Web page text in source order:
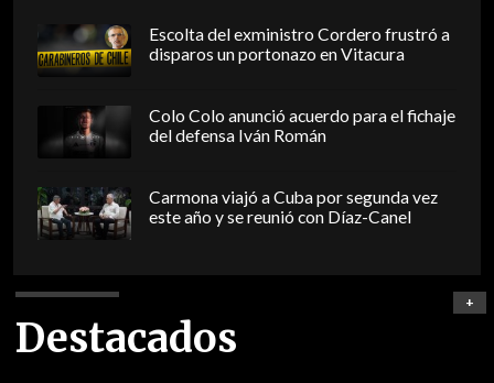
Escolta del exministro Cordero frustró a
disparos un portonazo en Vitacura
Colo Colo anunció acuerdo para el fichaje
del defensa Iván Román
Carmona viajó a Cuba por segunda vez
este año y se reunió con Díaz-Canel
Destacados
+